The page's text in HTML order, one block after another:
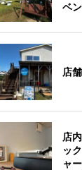
ベ
店
店
ッ
ャ